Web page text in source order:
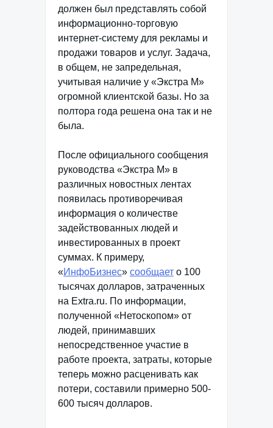
должен был представлять собой
информационно-торговую
интернет-систему для рекламы и
продажи товаров и услуг. Задача,
в общем, не запредельная,
учитывая наличие у «Экстра М»
огромной клиентской базы. Но за
полтора года решена она так и не
была.
После официального сообщения
руководства «Экстра М» в
различных новостных лентах
появилась противоречивая
информация о количестве
задействованных людей и
инвестированных в проект
суммах. К примеру,
«ИнфоБизнес» сообщает о 100
тысячах долларов, затраченных
на Extra.ru. По информации,
полученной «Нетоскопом» от
людей, принимавших
непосредственное участие в
работе проекта, затраты, которые
теперь можно расценивать как
потери, составили примерно 500-
600 тысяч долларов.